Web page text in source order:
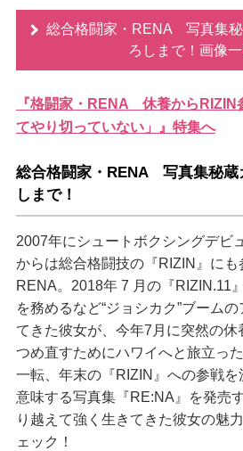
総合格闘家・RENA 写真集
ろしまで！画像
『格闘家・RENA 休養からRIZIN
てやり切っていない」』特集へ
総合格闘家・RENA 写真集秘蔵
しまで！
2007年にシュートボクシングデビ
からは総合格闘技の『RIZIN』に
RENA。2018年 7 月の『RIZIN.11
を務めるなど“ジョシカク”ブーム
てきた彼女が、今年7月に突然の
つめ直すためにハワイへと旅立っ
一転、年末の『RIZIN』への参戦を
意味する写真集『RE:NA』を発売
り越えて強く生きてきた彼女の魅
ェック！